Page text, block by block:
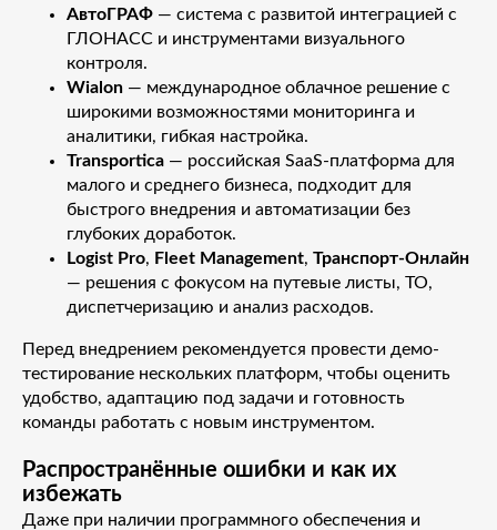
АвтоГРАФ — система с развитой интеграцией с
ГЛОНАСС и инструментами визуального
контроля.
Wialon — международное облачное решение с
широкими возможностями мониторинга и
аналитики, гибкая настройка.
Transportica — российская SaaS-платформа для
малого и среднего бизнеса, подходит для
быстрого внедрения и автоматизации без
глубоких доработок.
Logist Pro, Fleet Management, Транспорт-Онлайн
— решения с фокусом на путевые листы, ТО,
диспетчеризацию и анализ расходов.
Перед внедрением рекомендуется провести демо-
тестирование нескольких платформ, чтобы оценить
удобство, адаптацию под задачи и готовность
команды работать с новым инструментом.
Распространённые ошибки и как их
избежать
Даже при наличии программного обеспечения и